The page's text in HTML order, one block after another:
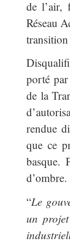
de l’air,
Réseau
porté
de la
rendue
que ce
basque.
d’ombre.
“Le
un